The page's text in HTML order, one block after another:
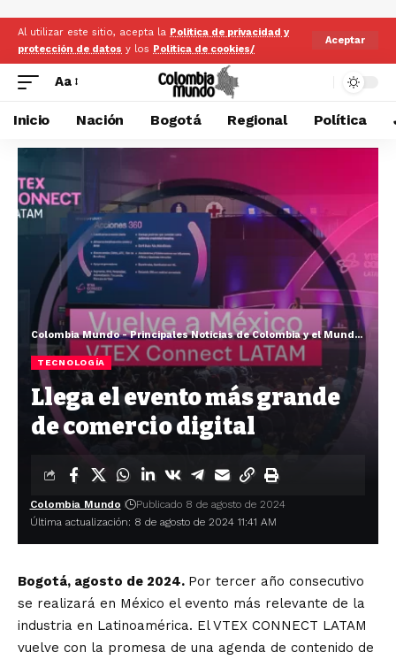
Al utilizar este sitio, acepta la Politica de privacidad y
protección de datos y los Politica de cookies/
Aceptar
Aa
Inicio Nación Bogotá Regional Política
Colombia Mundo - Principales Noticias de Colombia y el Mundo Hoy
TECNOLOGÍA
Llega el evento más grande
de comercio digital
Última actualización: 8 de agosto de 2024 11:41 AM
Colombia Mundo Publicado 8 de agosto de 2024
Bogotá, agosto de 2024. Por tercer año consecutivo
se realizará en México el evento más relevante de la
industria en Latinoamérica. El VTEX CONNECT LATAM
vuelve con la promesa de una agenda de contenido de